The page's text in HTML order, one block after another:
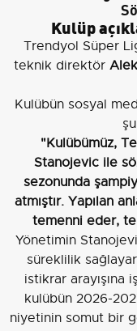
Kulüp
Trendyol Süper
teknik direktör
Kulübün sosyal
"Kulübümüz,
Stanojevic ile
sezonunda
atmıştır. Yapılan
temenni eder,
Yönetimin
süreklilik
istikrar arayışına
kulübün 2026-
niyetinin somut bir